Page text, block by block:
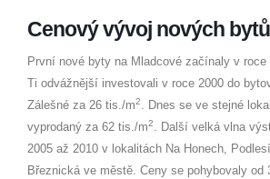
Cenový vývoj nových bytů
První nové byty na Mladcové začínaly v roce
Ti odvážnější investovali v roce 2000 do
Zálešné za 26 tis./m2. Dnes se ve stejné
vyprodaný za 62 tis./m2. Další velká vlna
2005 až 2010 v lokalitách Na Honech,
Březnická ve městě. Ceny se pohybovaly od